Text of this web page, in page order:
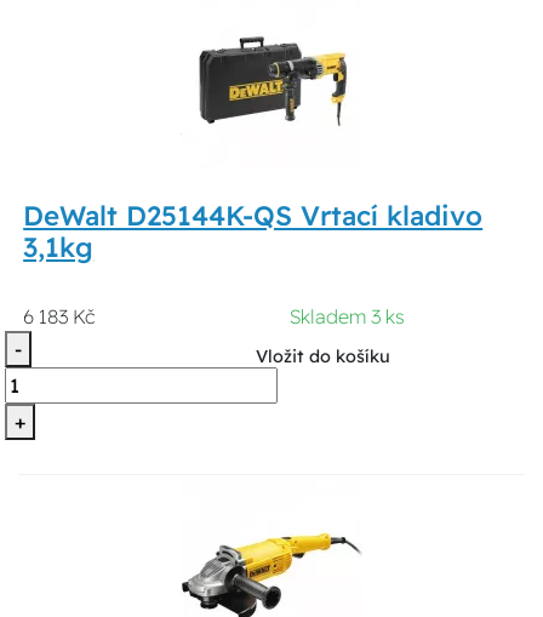
DeWalt D25144K-QS Vrtací kladivo
3,1kg
6 183 Kč
Skladem 3 ks
-
+
Vložit do košíku